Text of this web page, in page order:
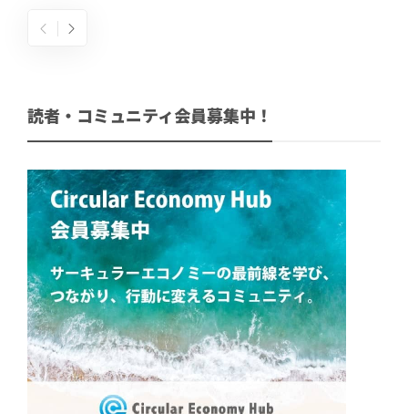
読者・コミュニティ会員募集中！